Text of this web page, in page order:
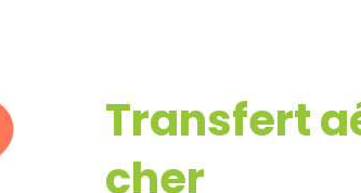
Transfert
cher